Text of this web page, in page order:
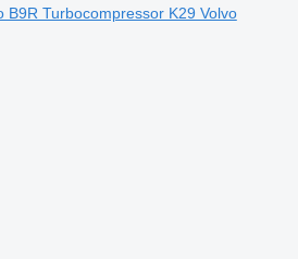
B9R Turbocompressor K29 Volvo